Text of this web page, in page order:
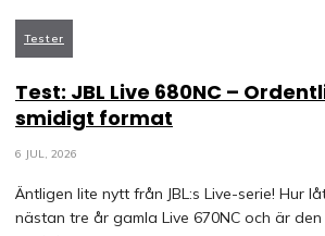
Tester
Test: JBL Live 680NC –
smidigt format
6 JUL, 2026
Äntligen lite nytt från JBL:s Live-serie! Hur
nästan tre år gamla Live 670NC och är